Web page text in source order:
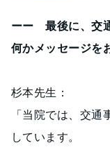
ーー 最後に、交
何かメッセージを
杉本先生：
「当院では、交
しています。